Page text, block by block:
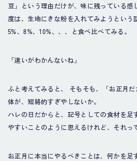
豆」という理由だけが、味に残っている感
度は、生地にきな粉を入れてみようという
5%、8%、10%、、、と食べ比べてみる。
「違いがわかんないね」
ふと考えてみると、 そもそも、「お正月
体が、短絡的すぎやしないか。
ハレの日だからと、記号としての食材を足
やすいことのように思えるけれど、それっ
お正月に本当にやるべきことは、何かを足